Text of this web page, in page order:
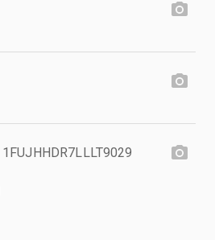
1FUJHHDR7LLLT9029